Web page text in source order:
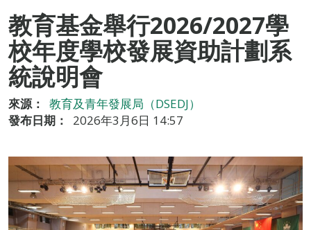
教育基金舉行2026/2027學
校年度學校發展資助計劃系
統說明會
來源：
教育及青年發展局（DSEDJ）
發布日期：
2026年3月6日 14:57